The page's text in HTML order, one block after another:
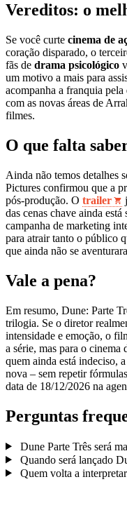
Vereditos: o
Se você curte cinema de
coração disparado, o
fãs de drama psicológico
um motivo a mais para
acompanha a franquia pela
com as novas áreas de
filmes.
O que falta
Ainda não temos detalhes
Pictures confirmou que a
pós‑produção. O trailer
das cenas chave ainda
campanha de marketing
para atrair tanto o público
que ainda não se
Vale a pena?
Em resumo, Dune: Parte
trilogia. Se o diretor
intensidade e emoção, o
a série, mas para o
quem ainda está indeciso,
nova – sem repetir
data de 18/12/2026 na
Perguntas
Dune Parte Três será
Quando será lançado
Quem volta a